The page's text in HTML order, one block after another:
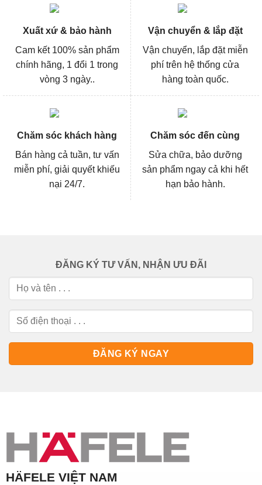
Xuất xứ & bảo hành
Cam kết 100% sản phẩm
chính hãng, 1 đổi 1 trong
vòng 3 ngày..
Vận chuyển & lắp đặt
Vận chuyển, lắp đặt miễn
phí trên hệ thống cửa
hàng toàn quốc.
Chăm sóc khách hàng
Bán hàng cả tuần, tư vấn
miễn phí, giải quyết khiếu
nại 24/7.
Chăm sóc đến cùng
Sửa chữa, bảo dưỡng
sản phẩm ngay cả khi hết
hạn bảo hành.
ĐĂNG KÝ TƯ VẤN, NHẬN ƯU ĐÃI
HÄFELE VIỆT NAM